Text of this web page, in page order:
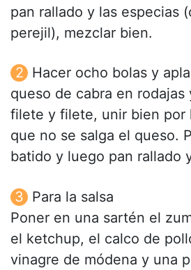
pan rallado y las especias
perejil), mezclar bien.
Hacer ocho bolas y
queso de cabra en
filete y filete, unir bien por
que no se salga el queso.
batido y luego pan rallado
Para la salsa
Poner en una sartén el
el ketchup, el calco de
vinagre de módena y una